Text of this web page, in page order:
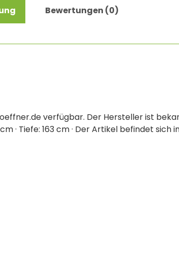
Bewertungen (0)
verfügbar. Der Hersteller ist
· Tiefe: 163 cm · Der Artikel befindet sich